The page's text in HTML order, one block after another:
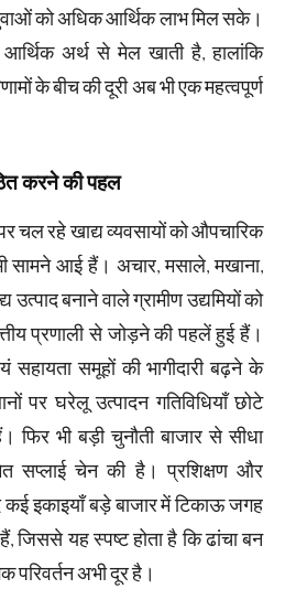
को अधिक आर्थिक लाभ मिल सके।
आर्थिक अर्थ से मेल खाती है, हालांकि
के बीच की दूरी अब भी एक महत्वपूर्ण
करने की पहल
चल रहे खाद्य व्यवसायों को औपचारिक
सामने आई हैं। अचार, मसाले, मखाना,
बनाने वाले ग्रामीण उद्यमियों को
प्रणाली से जोड़ने की पहलें हुई हैं।
समूहों की भागीदारी बढ़ने के
घरेलू उत्पादन गतिविधियाँ छोटे
फिर भी बड़ी चुनौती बाजार से सीधा
सप्लाई चेन की है। प्रशिक्षण और
इकाइयाँ बड़े बाजार में टिकाऊ जगह
जिससे यह स्पष्ट होता है कि ढांचा बन
परिवर्तन अभी दूर है।